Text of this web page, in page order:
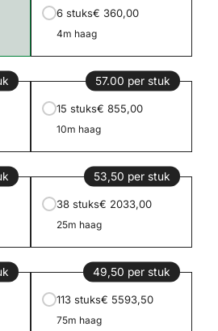
6 stuks€ 360,00
4m haag
57.00 per stuk
15 stuks€ 855,00
10m haag
53,50 per stuk
38 stuks€ 2033,00
25m haag
49,50 per stuk
113 stuks€ 5593,50
75m haag